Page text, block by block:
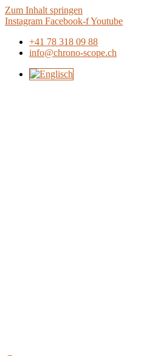
Zum Inhalt springen
Instagram Facebook-fYoutube
+41 78 318 09 88
info@chrono-scope.ch